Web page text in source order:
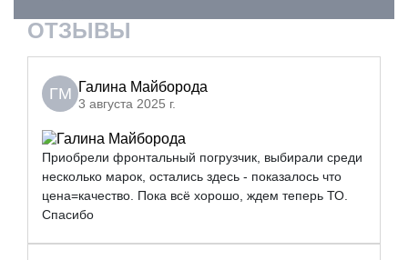
ОТЗЫВЫ
ГМ Галина Майборода
3 августа 2025 г.
Приобрели фронтальный погрузчик, выбирали среди
несколько марок, остались здесь - показалось что
цена=качество. Пока всё хорошо, ждем теперь ТО.
Спасибо